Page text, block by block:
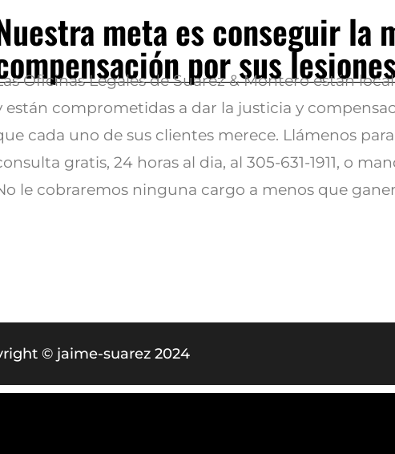
meta es conseguir la
por sus
Oficinas Legales de Suarez & Montero están
están comprometidas a dar la justicia y
cada uno de sus clientes merece. Llámenos
gratis, 24 horas al dia, al 305-631-1911, o
le cobraremos ninguna cargo a menos que
© jaime-suarez2024